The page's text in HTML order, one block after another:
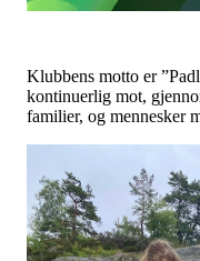
Klubbens motto er
kontinuerlig mot,
familier, og mennesker